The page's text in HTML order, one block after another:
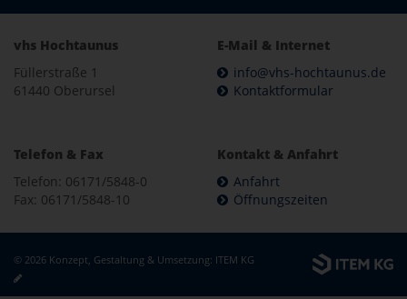
vhs Hochtaunus
Füllerstraße 1
61440 Oberursel
E-Mail & Internet
info@vhs-hochtaunus.de
Kontaktformular
Telefon & Fax
Telefon: 06171/5848-0
Fax: 06171/5848-10
Kontakt & Anfahrt
Anfahrt
Öffnungszeiten
© 2026 Konzept, Gestaltung & Umsetzung: ITEM KG